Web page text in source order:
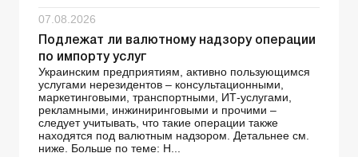
07.08.2026
Подлежат ли валютному надзору операции
по импорту услуг
Украинским предприятиям, активно пользующимся
услугами нерезидентов – консультационными,
маркетинговыми, транспортными, ИТ-услугами,
рекламными, инжиниринговыми и прочими –
следует учитывать, что такие операции также
находятся под валютным надзором. Детальнее см.
ниже. Больше по теме: Н...